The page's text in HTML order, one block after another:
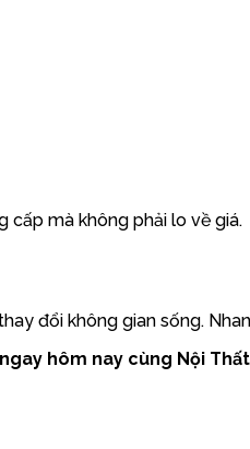
cấp mà không phải lo về giá.
đổi không gian sống.
hôm nay cùng Nội